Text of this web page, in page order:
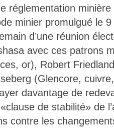
réglementation
minier promulgué le
d’une réunion
avec ces patrons
or), Robert
(Glencore,
davantage de
de stabilité» de
contre les